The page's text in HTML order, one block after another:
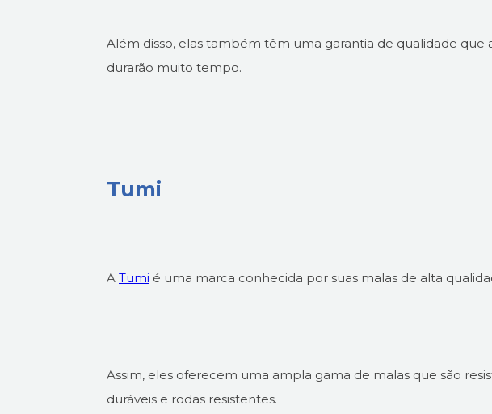
Além disso, elas também têm uma garantia de qualidade que
durarão muito tempo.
Tumi
A Tumi é uma marca conhecida por suas malas de alta
Assim, eles oferecem uma ampla gama de malas que são
duráveis e rodas resistentes.